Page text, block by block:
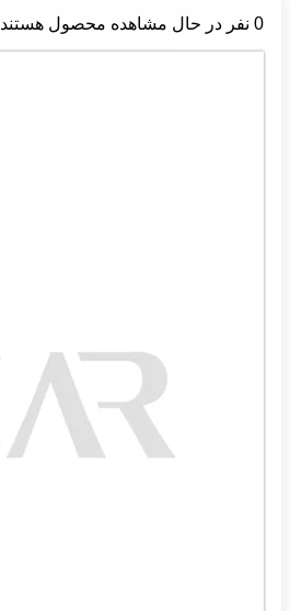
0 نفر در حال مشاهده محصول هستند